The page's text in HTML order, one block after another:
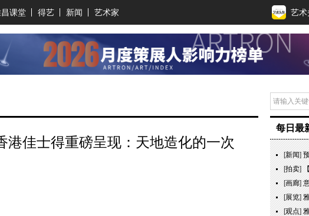
昌课堂 得艺 新闻 艺术家 艺术
港佳士得重磅呈现：天地造化的一次
每日最
[新闻]
[拍卖]
[画廊]
[展览]雅
[观点]雅